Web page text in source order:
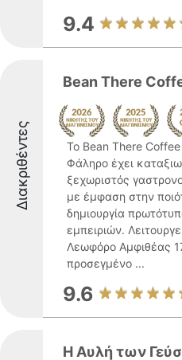
9.4
Διακριθέντες
Bean There
Το Bean There
Φάληρο έχει
ξεχωριστός
με έμφαση στην
δημιουργία
εμπειριών.
Λεωφόρο Αμφιθέας
προσεγμένο ...
9.6
Η Αυλή των